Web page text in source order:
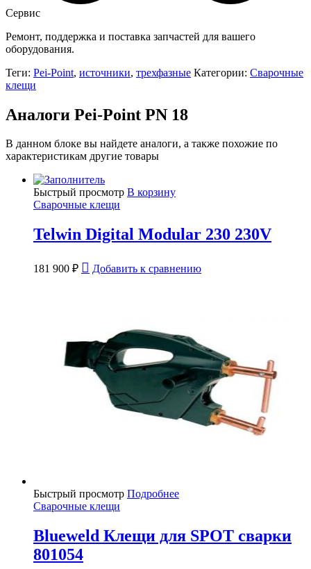
Сервис
Ремонт, поддержка и поставка запчастей для вашего
оборудования.
Теги: Pei-Point, источники, трехфазные Категории: Сварочные
клещи
Аналоги Pei-Point PN 18
В данном блоке вы найдете аналоги, а также похожие по
характеристикам другие товары
Быстрый просмотр В корзину
Сварочные клещи
Telwin Digital Modular 230 230V
181 900 ₽ Добавить к сравнению
Быстрый просмотр Подробнее
Сварочные клещи
Blueweld Клещи для SPOT сварки
801054